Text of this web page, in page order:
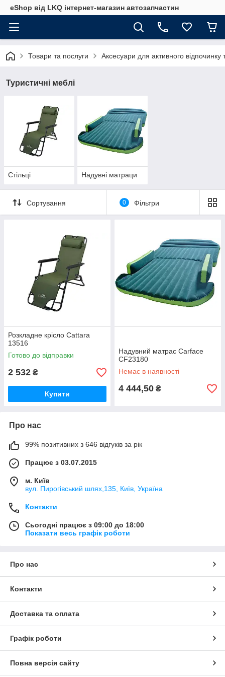
eShop від LKQ інтернет-магазин автозапчастин
Товари та послуги Аксесуари для активного відпочинку
Туристичні меблі
Стільці Надувні матраци
Сортування 0 Фільтри
Розкладне крісло Cattara
13516
Готово до відправки
2 532 ₴
Купити
Надувний матрас Carface
CF23180
Немає в наявності
4 444,50 ₴
Про нас
99% позитивних з 646 відгуків за рік
Працює з 03.07.2015
м. Київ
вул. Пирогівський шлях,135, Київ, Україна
Контакти
Сьогодні працює з 09:00 до 18:00
Показати весь графік роботи
Про нас
Контакти
Доставка та оплата
Графік роботи
Повна версія сайту